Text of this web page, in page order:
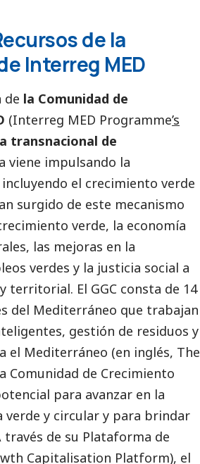
de la
Interreg MED
de la Comunidad de
(Interreg MED Programme’s
transnacional de
viene impulsando la
el crecimiento verde
surgido de este mecanismo
verde, la economía
las mejoras en la
verdes y la justicia social a
territorial. El GGC consta de 14
del Mediterráneo que trabajan
gestión de residuos y
el Mediterráneo (en inglés, The
Comunidad de Crecimiento
para avanzar en la
verde y circular y para brindar
de su Plataforma de
Capitalisation Platform), el